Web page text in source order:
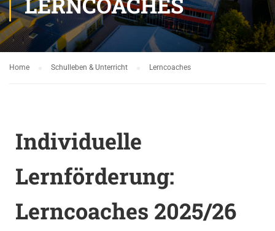
Home Schulleben & Unterricht Lerncoaches
Individuelle
Lernförderung:
Lerncoaches 2025/26